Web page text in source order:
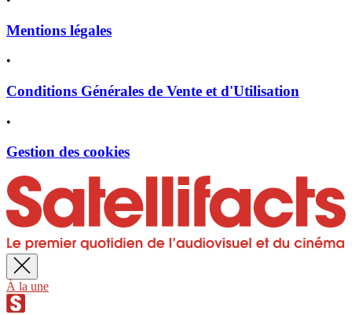
Mentions légales
•
Conditions Générales de Vente et d'Utilisation
•
Gestion des cookies
À la une